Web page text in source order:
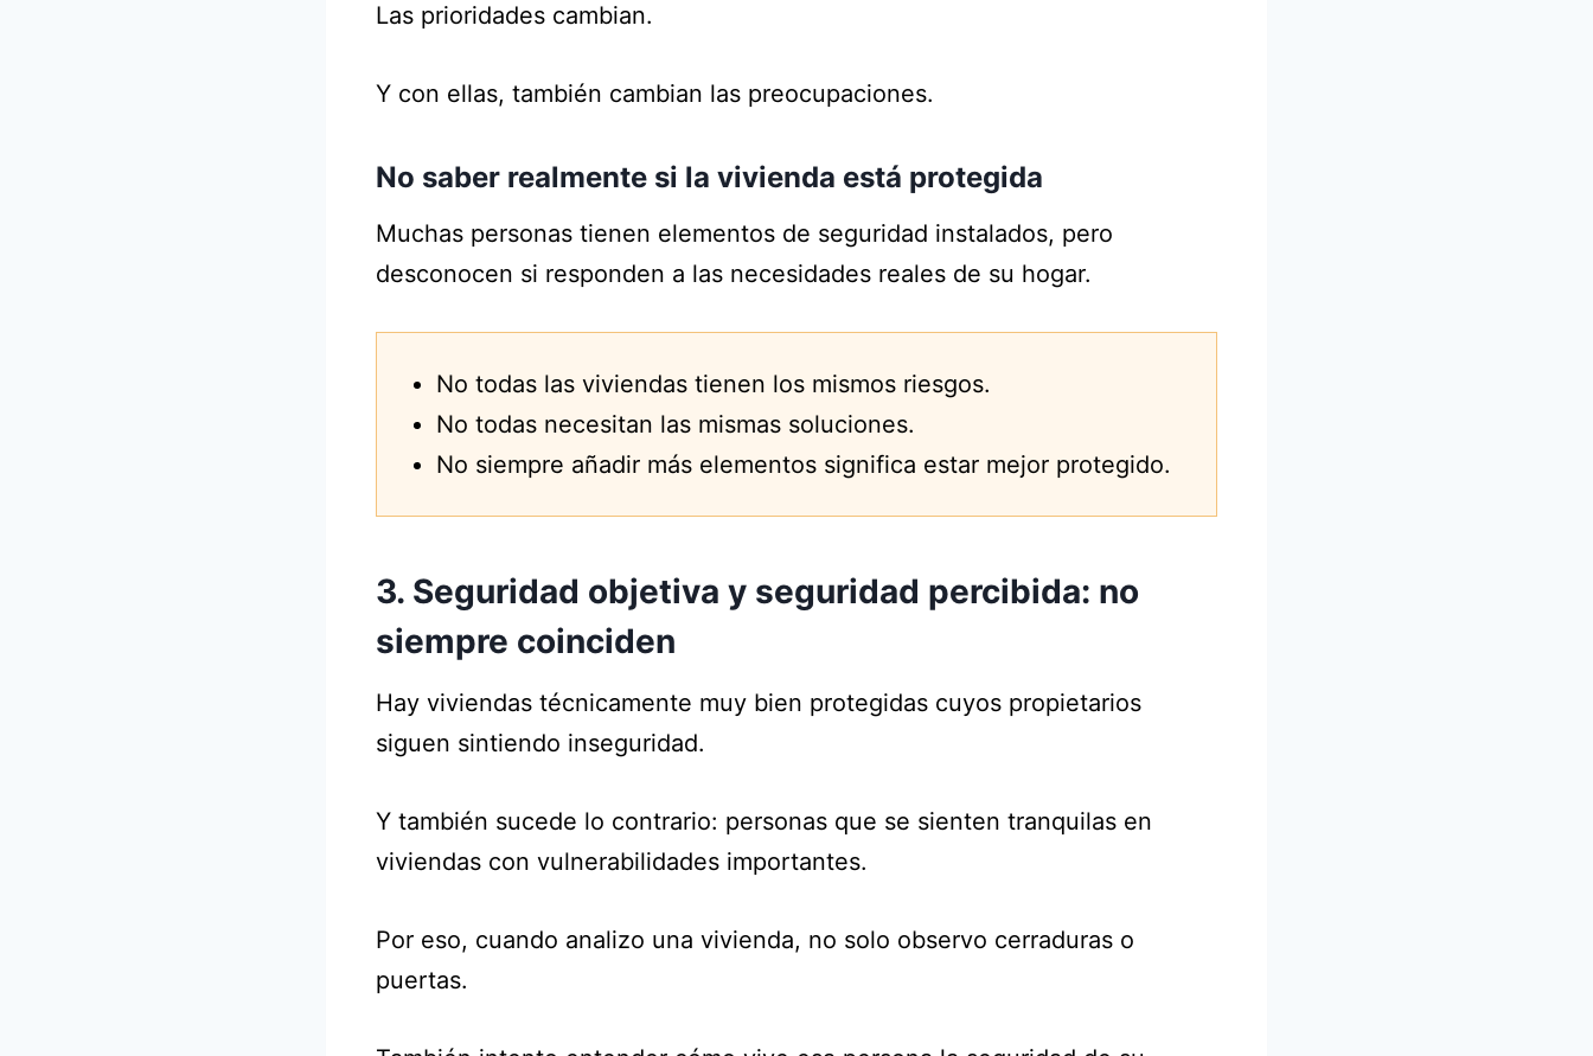
Las prioridades cambian.
Y con ellas, también cambian las preocupaciones.
No saber realmente si la vivienda está protegida
Muchas personas tienen elementos de seguridad instalados, pero
desconocen si responden a las necesidades reales de su hogar.
No todas las viviendas tienen los mismos riesgos.
No todas necesitan las mismas soluciones.
No siempre añadir más elementos significa estar mejor protegido.
3. Seguridad objetiva y seguridad percibida: no
siempre coinciden
Hay viviendas técnicamente muy bien protegidas cuyos propietarios
siguen sintiendo inseguridad.
Y también sucede lo contrario: personas que se sienten tranquilas en
viviendas con vulnerabilidades importantes.
Por eso, cuando analizo una vivienda, no solo observo cerraduras o
puertas.